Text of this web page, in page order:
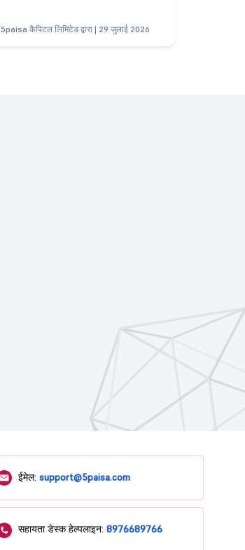
5paisa कैपिटल लिमिटेड द्वारा | 29 जुलाई 2026
ईमेल:support@5paisa.com
सहायता डेस्क हेल्पलाइन:8976689766